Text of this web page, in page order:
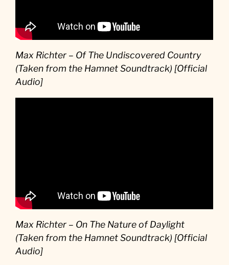
Max Richter – Of The Undiscovered Country
(Taken from the Hamnet Soundtrack) [Official
Audio]
Max Richter – On The Nature of Daylight
(Taken from the Hamnet Soundtrack) [Official
Audio]